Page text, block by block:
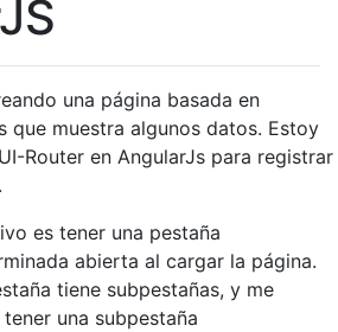
una página basada en
que muestra algunos datos. Estoy
Router en AngularJs para registrar
es tener una pestaña
abierta al cargar la página.
tiene subpestañas, y me
una subpestaña